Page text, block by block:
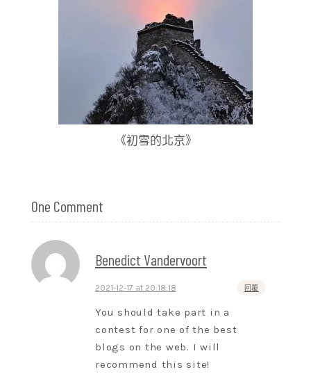
《初雪的北京》
One Comment
Benedict Vandervoort
2021-12-17 at 20:18:18 回覆
You should take part in a
contest for one of the best
blogs on the web. I will
recommend this site!